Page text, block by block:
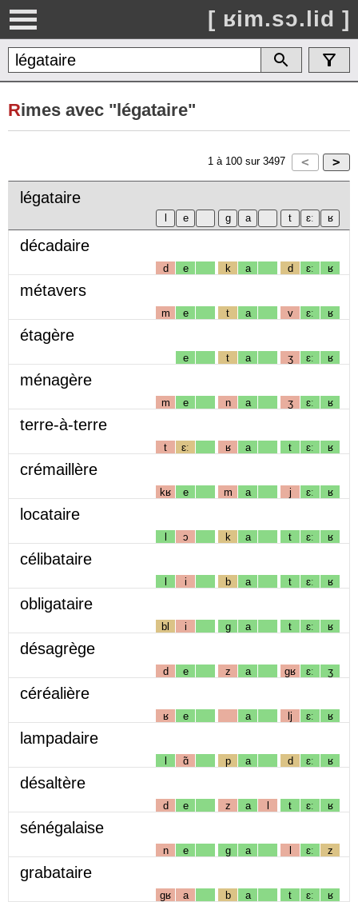
[ ʁim.sɔ.lid ]
Rimes avec "légataire"
1 à 100 sur 3497
légataire
décadaire
d e k a d ɛː ʁ
métavers
m e t a v ɛː ʁ
étagère
e t a ʒ ɛː ʁ
ménagère
m e n a ʒ ɛː ʁ
terre-à-terre
t ɛː ʁ a t ɛː ʁ
crémaillère
kʁ e m a j ɛː ʁ
locataire
l ɔ k a t ɛː ʁ
célibataire
l i b a t ɛː ʁ
obligataire
bl i g a t ɛː ʁ
désagrège
d e z a gʁ ɛː ʒ
céréalière
ʁ e a lj ɛː ʁ
lampadaire
l ɑ̃ p a d ɛː ʁ
désaltère
d e z a l t ɛː ʁ
sénégalaise
n e g a l ɛː z
grabataire
gʁ a b a t ɛː ʁ